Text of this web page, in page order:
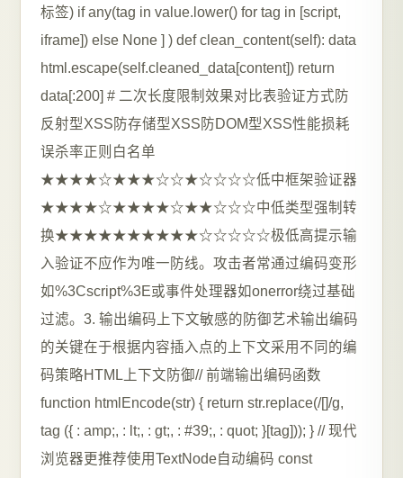
标签) if any(tag in value.lower() for tag in [script,
iframe]) else None ] ) def clean_content(self): data
html.escape(self.cleaned_data[content]) return
data[:200] # 二次长度限制效果对比表验证方式防
反射型XSS防存储型XSS防DOM型XSS性能损耗
误杀率正则白名单
★★★★☆★★★☆☆★☆☆☆☆低中框架验证器
★★★★☆★★★★☆★★☆☆☆中低类型强制转
换★★★★★★★★★★☆☆☆☆☆极低高提示输
入验证不应作为唯一防线。攻击者常通过编码变形
如%3Cscript%3E或事件处理器如onerror绕过基础
过滤。3. 输出编码上下文敏感的防御艺术输出编码
的关键在于根据内容插入点的上下文采用不同的编
码策略HTML上下文防御// 前端输出编码函数
function htmlEncode(str) { return str.replace(/[]/g,
tag ({ : amp;, : lt;, : gt;, : #39;, : quot; }[tag])); } // 现代
浏览器更推荐使用TextNode自动编码 const